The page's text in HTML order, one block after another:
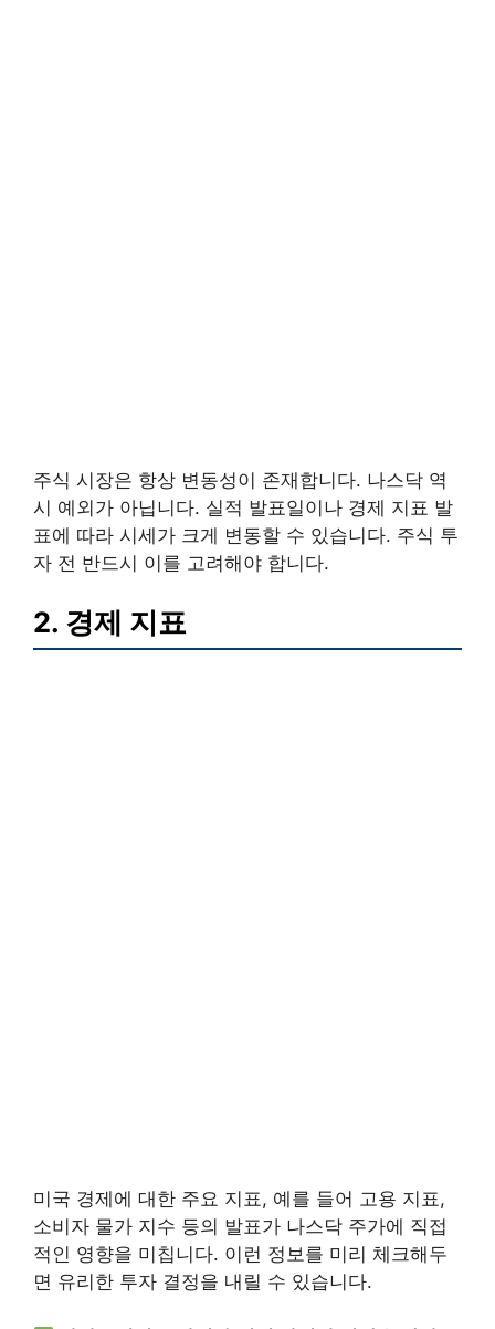
주식 시장은 항상 변동성이 존재합니다. 나스닥 역
시 예외가 아닙니다. 실적 발표일이나 경제 지표 발
표에 따라 시세가 크게 변동할 수 있습니다. 주식 투
자 전 반드시 이를 고려해야 합니다.
2. 경제 지표
미국 경제에 대한 주요 지표, 예를 들어 고용 지표,
소비자 물가 지수 등의 발표가 나스닥 주가에 직접
적인 영향을 미칩니다. 이런 정보를 미리 체크해두
면 유리한 투자 결정을 내릴 수 있습니다.